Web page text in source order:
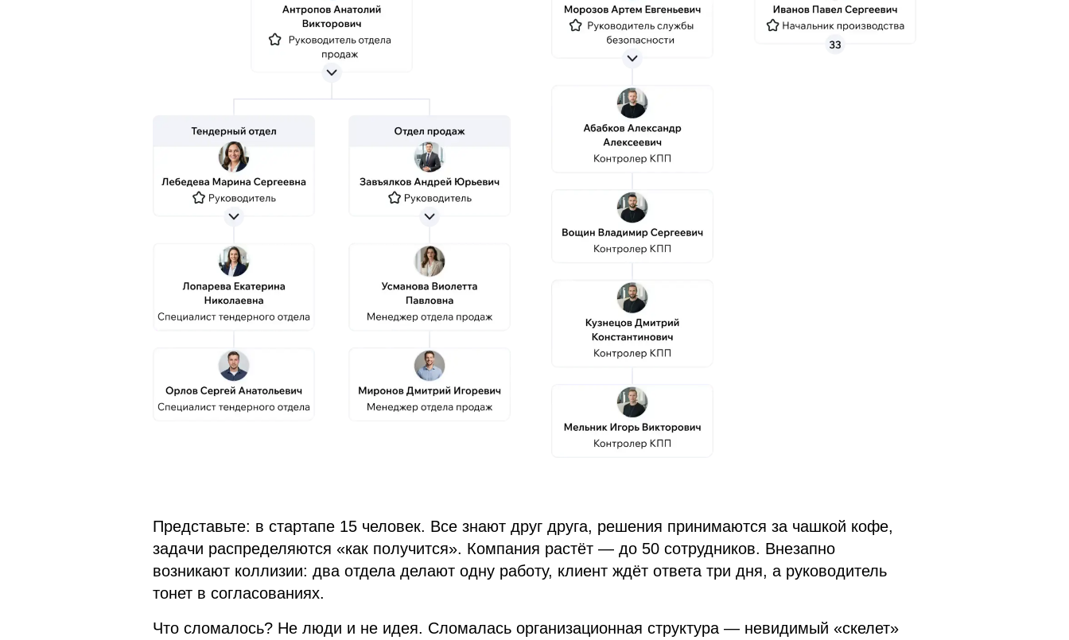
Представьте: в стартапе 15 человек. Все знают друг друга, решения принимаются за чашкой кофе,
задачи распределяются «как получится». Компания растёт — до 50 сотрудников. Внезапно
возникают коллизии: два отдела делают одну работу, клиент ждёт ответа три дня, а руководитель
тонет в согласованиях.
Что сломалось? Не люди и не идея. Сломалась организационная структура — невидимый «скелет»